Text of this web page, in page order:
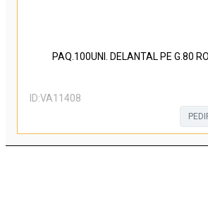
PAQ.100UNI. DELANTAL PE G.80
ID:VA11408